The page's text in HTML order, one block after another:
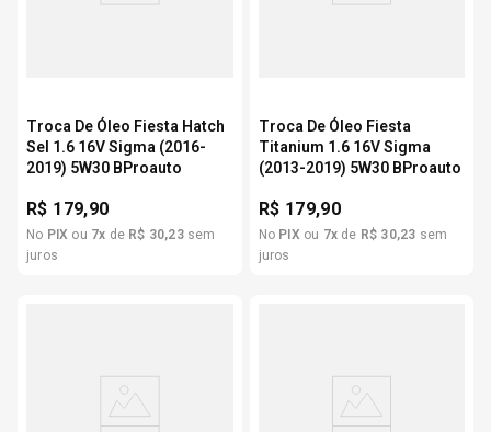
Troca De Óleo Fiesta Hatch
Sel 1.6 16V Sigma (2016-
2019) 5W30 BProauto
R$ 179,90
No PIX ou 7x de R$ 30,23sem
juros
Troca De Óleo Fiesta
Titanium 1.6 16V Sigma
(2013-2019) 5W30 BProauto
R$ 179,90
No PIX ou 7xde R$ 30,23 sem
juros